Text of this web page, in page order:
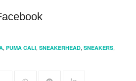
, PUMA CALI, SNEAKERHEAD, SNEAKERS,